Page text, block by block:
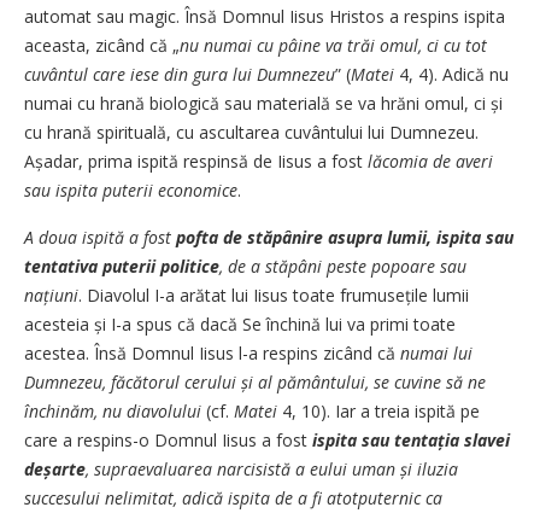
automat sau magic. Însă Domnul Iisus Hristos a respins ispita
aceasta, zicând că „nu numai cu pâine va trăi omul, ci cu tot
cuvântul care iese din gura lui Dumnezeu” (Matei 4, 4). Adică nu
numai cu hrană biologică sau materială se va hrăni omul, ci și
cu hrană spirituală, cu ascultarea cuvântului lui Dumnezeu.
Așadar, prima ispită respinsă de Iisus a fost lăcomia de averi
sau ispita puterii economice.
A doua ispită a fost pofta de stăpânire asupra lumii, ispita sau
tentativa puterii politice, de a stăpâni peste popoare sau
națiuni. Diavolul I-a arătat lui Iisus toate frumusețile lumii
acesteia și I-a spus că dacă Se închină lui va primi toate
acestea. Însă Domnul Iisus l-a respins zicând că numai lui
Dumnezeu, făcătorul cerului și al pământului, se cuvine să ne
închinăm, nu diavolului (cf. Matei 4, 10). Iar a treia ispită pe
care a respins-o Domnul Iisus a fost ispita sau tentația slavei
deșarte, supraevaluarea narcisistă a eului uman și iluzia
succesului nelimitat, adică ispita de a fi atotputernic ca